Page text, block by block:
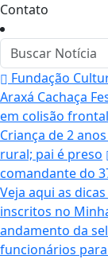
Contato
Fundação
Araxá Cachaça
em colisão
Criança de 2
rural; pai é preso
comandante do
Veja aqui as
inscritos no
andamento da
funcionários